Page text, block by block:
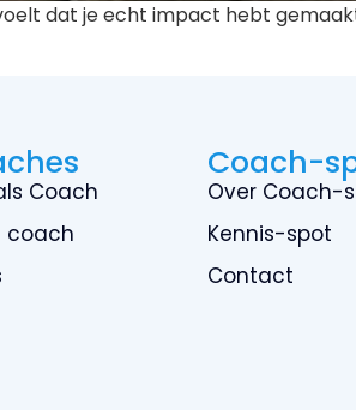
dat je echt impact hebt
Coach
coach
Coach-
Over Coach-
Kennis-spot
Contact